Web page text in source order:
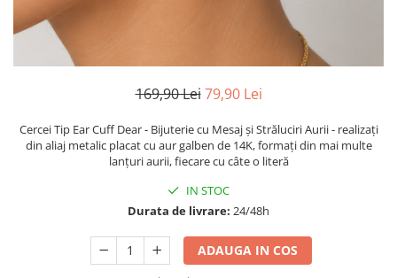
169,90 Lei 79,90 Lei
Cercei Tip Ear Cuff Dear - Bijuterie cu Mesaj și Străluciri Aurii - realizați
din aliaj metalic placat cu aur galben de 14K, formați din mai multe
lanțuri aurii, fiecare cu câte o literă
IN STOC
Durata de livrare: 24/48h
ADAUGA IN COS